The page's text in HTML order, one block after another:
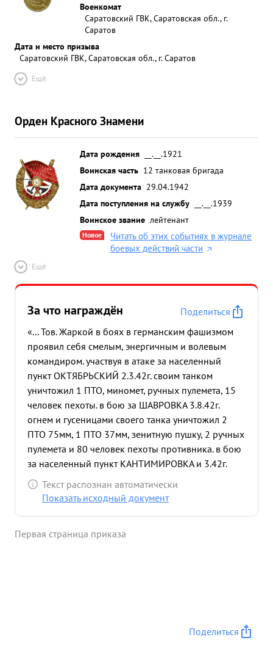
Военкомат
Саратовский ГВК, Саратовская обл., г.
Саратов
Дата и место призыва
Саратовский ГВК, Саратовская обл., г. Саратов
Ещё
Орден Красного Знамени
Дата рождения
__.__.1921
Воинская часть 12 танковая бригада
Дата документа 29.04.1942
Дата поступления на службу
__.__.1939
Воинское звание лейтенант
Новое
Читать об этих событиях в журнале
боевых действий части
Ещё
За что награждён
Поделиться
«... Тов. Жаркой в боях в германским фашизмом
проявил себя смелым, энергичным и волевым
командиром. участвуя в атаке за населенный
пункт ОКТЯБРЬСКИЙ 2.3.42г. своим танком
уничтожил 1 ПТО, миномет, ручных пулемета, 15
человек пехоты. в бою за ШАВРОВКА 3.8.42г.
огнем и гусеницами своего танка уничтожил 2
ПТО 75мм, 1 ПТО 37мм, зенитную пушку, 2 ручных
пулемета и 80 человек пехоты противника. в бою
за населенный пункт КАНТИМИРОВКА и 3.42г.
своим танком уничтожил пушку, 2 станковых
пулемета, 15 человек пехоты противника.
уничтожать противника гусеницами и только по
Текст распознан автоматически
Показать исходный документ
Первая страница приказа
Поделиться